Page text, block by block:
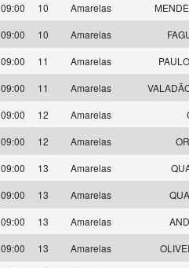
09:00
10 Amarelas
09:00
10 Amarelas
09:00
11 Amarelas
09:00
11 Amarelas
09:00
12 Amarelas
09:00
12 Amarelas
09:00
13 Amarelas
09:00
13 Amarelas
09:00
13 Amarelas
09:00
13 Amarelas